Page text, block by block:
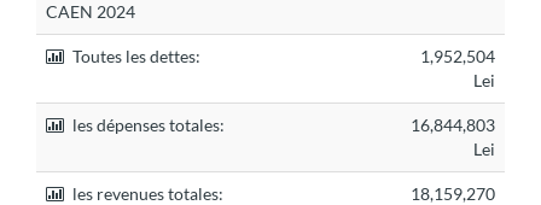
CAEN 2024
Toutes les dettes:
1,952,504
Lei
les dépenses totales:
16,844,803
Lei
les revenues totales:
18,159,270